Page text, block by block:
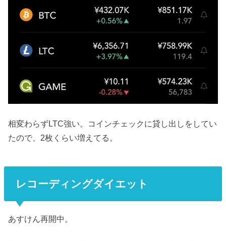
相変わらずLTC強い。コインチェックに貸し出しをしてい
たので、2枚くらい増えてる。
レコーディングダイエット
あすけん再開中。